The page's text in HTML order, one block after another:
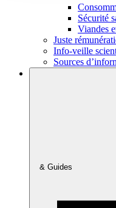
Sécurité
Viandes
Juste
Info-veille
Sources
& Guides